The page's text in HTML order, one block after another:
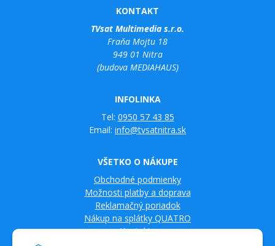
KONTAKT
TVsat Multimedia s.r.o.
Fraňa Mojtu 18
949 01 Nitra
(budova MEDIAHAUS)
INFOLINKA
Tel: 0950 57 43 85
Email: info@tvsatnitra.sk
VŠETKO O NÁKUPE
Obchodné podmienky
Možnosti platby a doprava
Reklamačný poriadok
Nákup na splátky QUATRO
Kontakty